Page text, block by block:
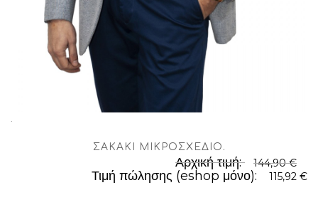
ΣΑΚΆΚΙ ΜΙΚΡΟΣΧΈΔΙΟ .
Αρχική τιμή: 144,90 €
Τιμή πώλησης (eshop μόνο): 115,92 €